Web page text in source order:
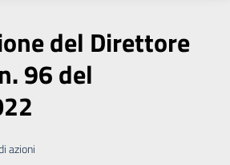
del Direttore
96 del
azioni